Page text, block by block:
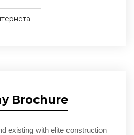
Brochure
existing with elite construction